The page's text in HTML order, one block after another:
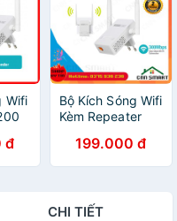
Wifi
đ
Bộ Kích Sóng Wifi
Kèm Repeater
TOTOLINK
EX200 Có LAN-
TENDA A9 Không
199.000 đ
CHI TIẾT